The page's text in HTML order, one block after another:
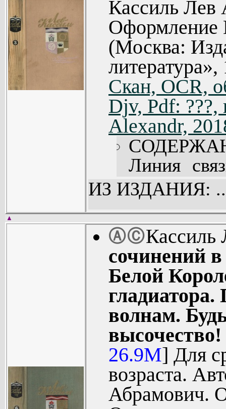
Рисунки П.
Федя из
(570).
Барабасик
Вторая
Кассиль Лев
Оформление
(Москва:
литература»,
Скан, OCR,
Djv, Pdf: ???,
Alexandr,
Линия
Година (5).
Рассказ
Линия
Зеленая
Все
У
Отметки
Держись,
Улица
(53).
ИЗ ИЗДАНИЯ:
▲
ⒶⒸ
сочинений
Белой
волнам.
высочество!
26.9M] Для
возраста.
Абрамович.